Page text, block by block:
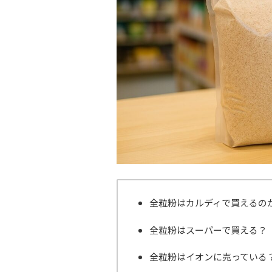
全粒粉はカルディで買えるの
全粒粉はスーパーで買える？
全粒粉はイオンに売っている